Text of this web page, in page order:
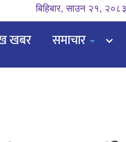
बिहिबार, साउन २१, २०८३
खबर समाचार